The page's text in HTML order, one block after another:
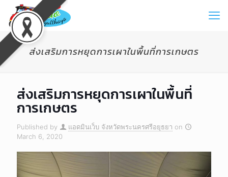
ส่งเสริมการหยุดการเผาในพื้นที่การเกษตร
ส่งเสริมการหยุดการเผาในพื้นที่
การเกษตร
Published by แอดมินเว็บ จังหวัดพระนครศรีอยุธยา on
March 6, 2020